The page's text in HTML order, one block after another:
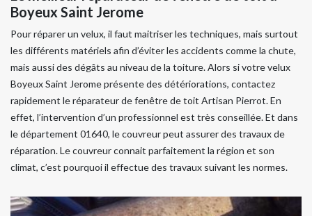
Boyeux Saint Jerome
Pour réparer un velux, il faut maitriser les techniques, mais surtout
les différents matériels afin d’éviter les accidents comme la chute,
mais aussi des dégâts au niveau de la toiture. Alors si votre velux
Boyeux Saint Jerome présente des détériorations, contactez
rapidement le réparateur de fenêtre de toit Artisan Pierrot. En
effet, l’intervention d’un professionnel est très conseillée. Et dans
le département 01640, le couvreur peut assurer des travaux de
réparation. Le couvreur connait parfaitement la région et son
climat, c’est pourquoi il effectue des travaux suivant les normes.